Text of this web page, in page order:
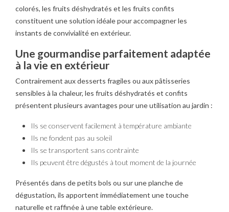
colorés, les fruits déshydratés et les fruits confits
constituent une solution idéale pour accompagner les
instants de convivialité en extérieur.
Une gourmandise parfaitement adaptée
à la vie en extérieur
Contrairement aux desserts fragiles ou aux pâtisseries
sensibles à la chaleur, les fruits déshydratés et confits
présentent plusieurs avantages pour une utilisation au jardin :
Ils se conservent facilement à température ambiante
Ils ne fondent pas au soleil
Ils se transportent sans contrainte
Ils peuvent être dégustés à tout moment de la journée
Présentés dans de petits bols ou sur une planche de
dégustation, ils apportent immédiatement une touche
naturelle et raffinée à une table extérieure.